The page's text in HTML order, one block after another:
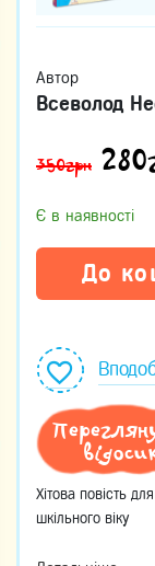
Автор
Всеволод
350грн 280
Є в наявності
До
Хітова повість
шкільного віку